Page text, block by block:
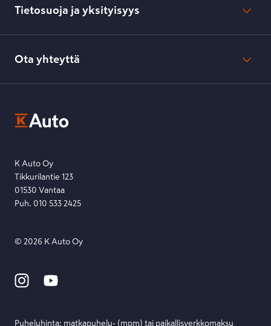
Toimitustavat ja -kulut
Verkkokaupan peruuttamisilmoitus
Saavutettavuus
Tietosuoja ja yksityisyys
Kesko-konsernin verkkoselailurekisteri
K-Ryhmän evästekäytännöt
Ota yhteyttä
Etsi toimipiste
K Auto Oy
Tikkurilantie 123
01530 Vantaa
Puh. 010 533 2425
© 2026 K Auto Oy
Puheluhinta: matka­puhelu- (mpm) tai paikallis­verkko­maksu